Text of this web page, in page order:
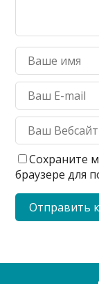
Сохраните
браузере для